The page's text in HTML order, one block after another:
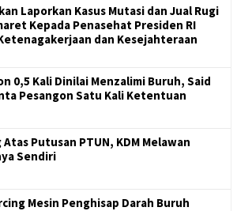
Laporkan Kasus Mutasi dan Jual Rugi
Kepada Penasehat Presiden RI
dan Kesejahteraan
0,5 Kali Dinilai Menzalimi Buruh, Said
Pesangon Satu Kali Ketentuan
Putusan PTUN, KDM Melawan
Sendiri
Mesin Penghisap Darah Buruh